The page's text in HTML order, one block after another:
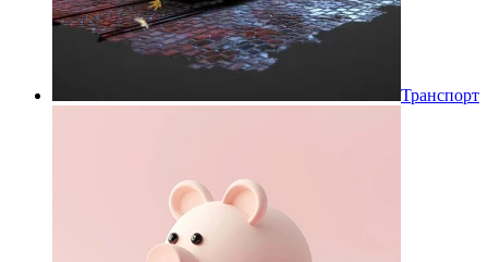
Транспорт